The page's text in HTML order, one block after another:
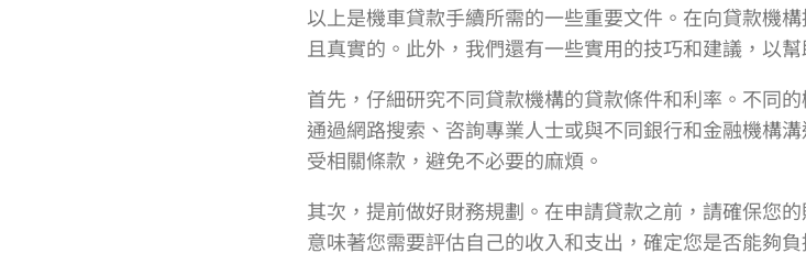
以上是機車貸款手續所需的一些重要文件。在向貸款機
且真實的。此外，我們還有一些實用的技巧和建議，以
首先，仔細研究不同貸款機構的貸款條件和利率。不同
通過網路搜索、咨詢專業人士或與不同銀行和金融機構
受相關條款，避免不必要的麻煩。
其次，提前做好財務規劃。在申請貸款之前，請確保您
意味著您需要評估自己的收入和支出，確定您是否能夠